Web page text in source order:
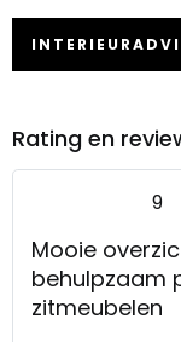
Rating en
9
Mooie
behulpzaam
zitmeubelen